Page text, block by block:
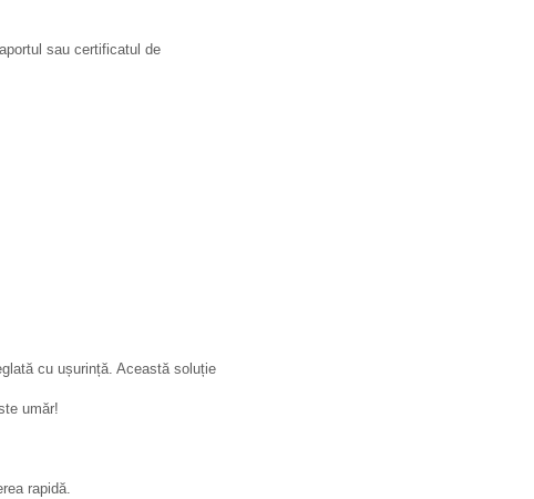
sau certificatul de
cu ușurință. Această soluție
umăr!
rapidă.